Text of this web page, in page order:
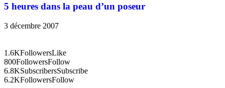
5 heures dans la peau d’un poseur
3 décembre 2007
1.6KFollowersLike
800FollowersFollow
6.8KSubscribersSubscribe
6.2KFollowersFollow